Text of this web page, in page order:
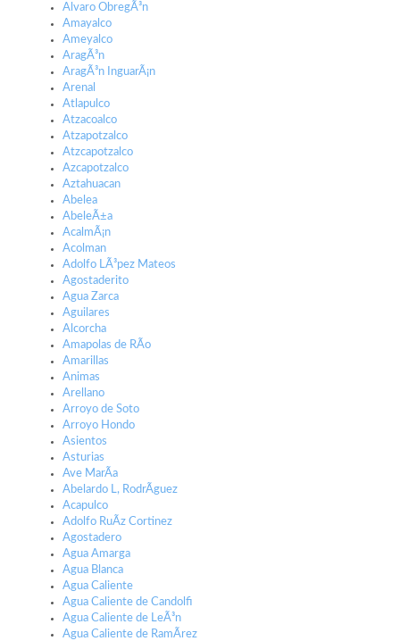
Alvaro ObregÃ³n
Amayalco
Ameyalco
AragÃ³n
AragÃ³n InguarÃ¡n
Arenal
Atlapulco
Atzacoalco
Atzapotzalco
Atzcapotzalco
Azcapotzalco
Aztahuacan
Abelea
AbeleÃ±a
AcalmÃ¡n
Acolman
Adolfo LÃ³pez Mateos
Agostaderito
Agua Zarca
Aguilares
Alcorcha
Amapolas de RÃ­o
Amarillas
Animas
Arellano
Arroyo de Soto
Arroyo Hondo
Asientos
Asturias
Ave MarÃ­a
Abelardo L, RodrÃ­guez
Acapulco
Adolfo RuÃ­z Cortinez
Agostadero
Agua Amarga
Agua Blanca
Agua Caliente
Agua Caliente de Candolfi
Agua Caliente de LeÃ³n
Agua Caliente de RamÃ­rez